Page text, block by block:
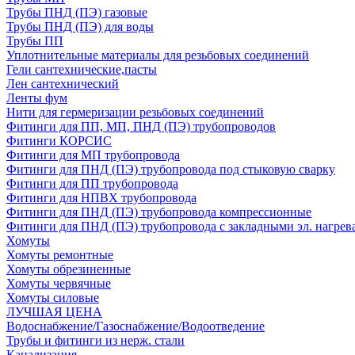
Трубы ПНД (ПЭ) газовые
Трубы ПНД (ПЭ) для воды
Трубы ПП
Уплотнительные материалы для резьбовых соединений
Гели сантехнические,пасты
Лен сантехнический
Ленты фум
Нити для гермеризации резьбовых соединений
Фитинги для ПП, МП, ПНД (ПЭ) трубопроводов
Фитинги КОРСИС
Фитинги для МП трубопровода
Фитинги для ПНД (ПЭ) трубопровода под стыковую сварку
Фитинги для ПП трубопровода
Фитинги для НПВХ трубопровода
Фитинги для ПНД (ПЭ) трубопровода компрессионные
Фитинги для ПНД (ПЭ) трубопровода с закладными эл.
Хомуты
Хомуты ремонтные
Хомуты обрезиненные
Хомуты червячные
Хомуты силовые
ЛУЧШАЯ ЦЕНА
Водоснабжение/Газоснабжение/Водоотведение
Трубы и фитинги из нерж. стали